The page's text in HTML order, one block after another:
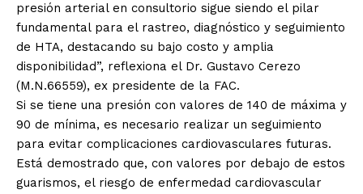
presión arterial en consultorio sigue siendo el pilar
fundamental para el rastreo, diagnóstico y seguimiento
de HTA, destacando su bajo costo y amplia
disponibilidad”, reflexiona el Dr. Gustavo Cerezo
(M.N.66559), ex presidente de la FAC.
Si se tiene una presión con valores de 140 de máxima y
90 de mínima, es necesario realizar un seguimiento
para evitar complicaciones cardiovasculares futuras.
Está demostrado que, con valores por debajo de estos
guarismos, el riesgo de enfermedad cardiovascular